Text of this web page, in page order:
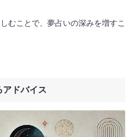
むことで、夢占いの深みを増すこ
アドバイス